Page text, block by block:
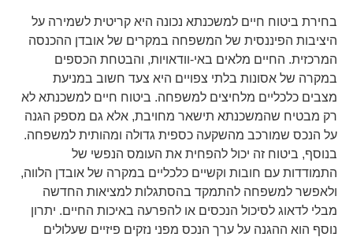
בחירת ביטוח חיים למשכנתא נכונה היא קריטית לשמירה על
היציבות הפיננסית של המשפחה במקרים של אובדן ההכנסה
המרכזית. החיים מלאים באי-וודאויות, והבטחת הכספים
במקרה של אסונות בלתי צפויים היא צעד חשוב במניעת
מצבים כלכליים מלחיצים למשפחה. ביטוח חיים למשכנתא לא
רק מבטיח שהמשכנתא תישאר מחויבת, אלא גם מספק הגנה
על הנכס שמורכב מהשקעה כספית גדולה ומהותית למשפחה.
בנוסף, ביטוח זה יכול להפחית את העומס הנפשי של
התמודדות עם חובות וקשיים כלכליים במקרה של אובדן הלווה,
ולאפשר למשפחה להתמקד בהסתגלות למציאות החדשה
מבלי לדאוג לסיכול הנכסים או להפרעה באיכות החיים. יתרון
נוסף הוא ההגנה על ערך הנכס מפני נזקים פיזיים שעלולים